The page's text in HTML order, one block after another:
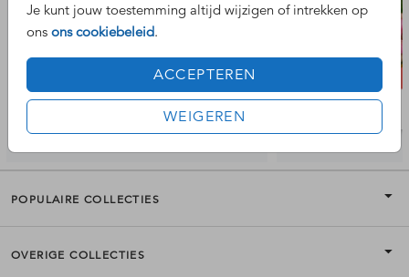
Je kunt jouw toestemming altijd wijzigen of intrekken op
ons ons cookiebeleid.
ACCEPTEREN
WEIGEREN
POPULAIRE COLLECTIES
OVERIGE COLLECTIES